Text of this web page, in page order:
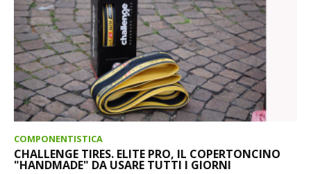
COMPONENTISTICA
CHALLENGE TIRES. ELITE PRO, IL COPERTONCINO
"HANDMADE" DA USARE TUTTI I GIORNI